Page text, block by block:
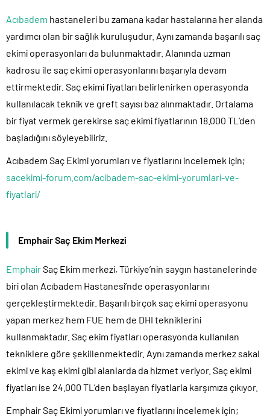
Acıbadem hastaneleri bu zamana kadar hastalarına her alanda
yardımcı olan bir sağlık kuruluşudur. Aynı zamanda başarılı saç
ekimi operasyonları da bulunmaktadır. Alanında uzman
kadrosu ile saç ekimi operasyonlarını başarıyla devam
ettirmektedir. Saç ekimi fiyatları belirlenirken operasyonda
kullanılacak teknik ve greft sayısı baz alınmaktadır. Ortalama
bir fiyat vermek gerekirse saç ekimi fiyatlarının 18.000 TL’den
başladığını söyleyebiliriz.
Acıbadem Saç Ekimi yorumları ve fiyatlarını incelemek için;
sacekimi-forum.com/acibadem-sac-ekimi-yorumlari-ve-
fiyatlari/
Emphair Saç Ekim Merkezi
EmphairSaç Ekim merkezi, Türkiye’nin saygın hastanelerinde
biri olan Acıbadem Hastanesi’nde operasyonlarını
gerçekleştirmektedir. Başarılı birçok saç ekimi operasyonu
yapan merkez hem FUE hem de DHI tekniklerini
kullanmaktadır. Saç ekim fiyatları operasyonda kullanılan
tekniklere göre şekillenmektedir. Aynı zamanda merkez sakal
ekimi ve kaş ekimi gibi alanlarda da hizmet veriyor. Saç ekimi
fiyatları ise 24.000 TL’den başlayan fiyatlarla karşımıza çıkıyor.
Emphair Saç Ekimi yorumları ve fiyatlarını incelemek için;